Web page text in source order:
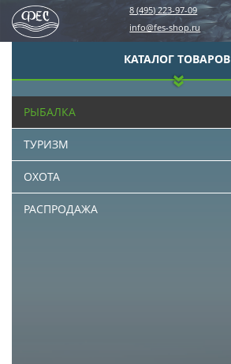
8 (495) 223-97-09
info@fes-shop.ru
КАТАЛОГ ТОВАРОВ
РЫБАЛКА
ТУРИЗМ
ОХОТА
РАСПРОДАЖА